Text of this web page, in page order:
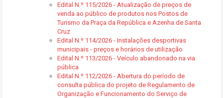
Edital N.º 115/2026 - Atualização de preços de
venda ao público de produtos nos Postos de
Turismo da Praça da República e Azenha de Santa
Cruz
Edital N.º 114/2026 - Instalações desportivas
municipais - preços e horários de utilização
Edital N.º 113/2026 - Veículo abandonado na via
pública
Edital N.º 112/2026 - Abertura do período de
consulta pública do projeto de Regulamento de
Organização e Funcionamento do Serviço de